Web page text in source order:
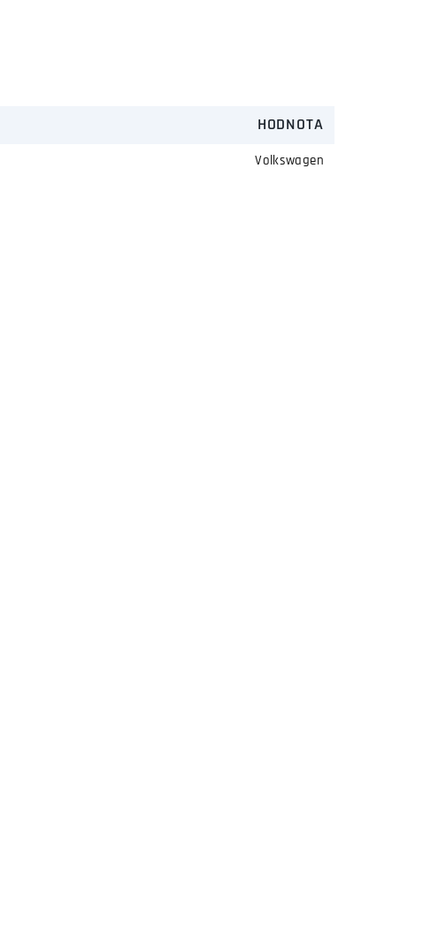
HODNOTA
Volkswagen